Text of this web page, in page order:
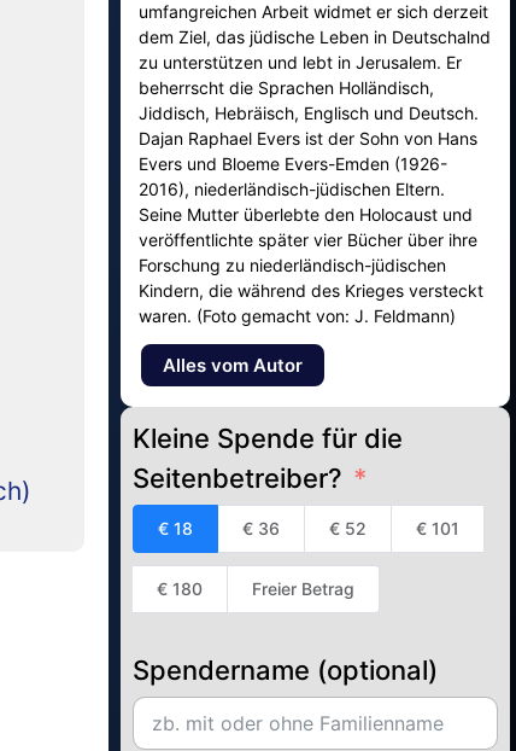
umfangreichen Arbeit widmet er sich derzeit
dem Ziel, das jüdische Leben in Deutschalnd
zu unterstützen und lebt in Jerusalem. Er
beherrscht die Sprachen Holländisch,
Jiddisch, Hebräisch, Englisch und Deutsch.
Dajan Raphael Evers ist der Sohn von Hans
Evers und Bloeme Evers-Emden (1926-
2016), niederländisch-jüdischen Eltern.
Seine Mutter überlebte den Holocaust und
veröffentlichte später vier Bücher über ihre
Forschung zu niederländisch-jüdischen
Kindern, die während des Krieges versteckt
waren. (Foto gemacht von: J. Feldmann)
Alles vom Autor
Kleine Spende für die
Seitenbetreiber?
€ 18 € 36 € 52 € 101
€ 180 Freier Betrag
Spendername (optional)